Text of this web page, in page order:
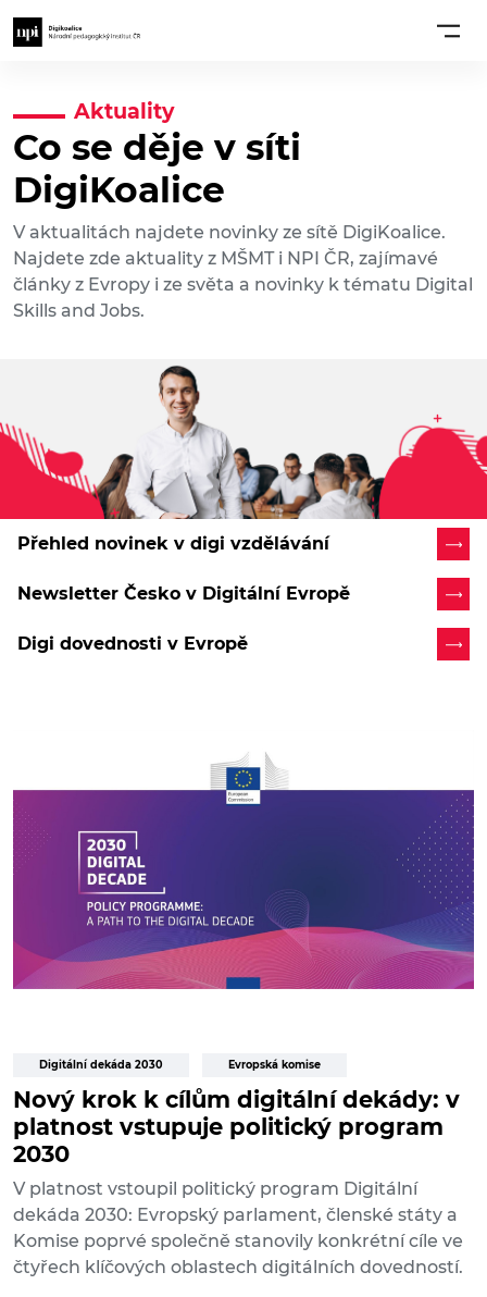
Aktuality
Co se děje v síti
DigiKoalice
V aktualitách najdete novinky ze sítě DigiKoalice.
Najdete zde aktuality z MŠMT i NPI ČR, zajímavé
články z Evropy i ze světa a novinky k tématu Digital
Skills and Jobs.
Přehled novinek v digi vzdělávání
Newsletter Česko v Digitální Evropě
Digi dovednosti v Evropě
Digitální dekáda 2030 Evropská komise
Nový krok k cílům digitální dekády: v
platnost vstupuje politický program
2030
V platnost vstoupil politický program Digitální
dekáda 2030: Evropský parlament, členské státy a
Komise poprvé společně stanovily konkrétní cíle ve
čtyřech klíčových oblastech digitálních dovedností.